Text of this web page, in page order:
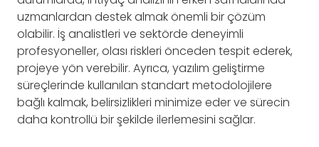
uzmanlardan destek almak önemli bir çözüm
olabilir. İş analistleri ve sektörde deneyimli
profesyoneller, olası riskleri önceden tespit ederek,
projeye yön verebilir. Ayrıca, yazılım geliştirme
süreçlerinde kullanılan standart metodolojilere
bağlı kalmak, belirsizlikleri minimize eder ve sürecin
daha kontrollü bir şekilde ilerlemesini sağlar.